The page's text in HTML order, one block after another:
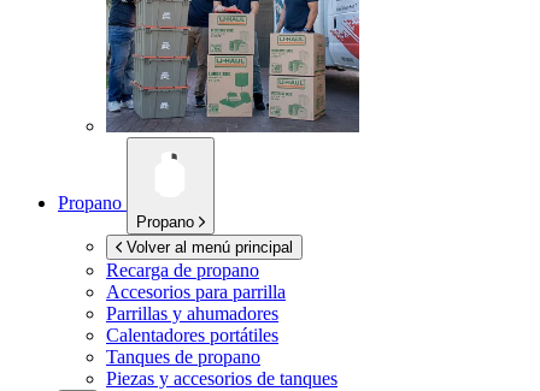
Propano
Propano
Volver al menú principal
Recarga de propano
Accesorios para parrilla
Parrillas y ahumadores
Calentadores portátiles
Tanques de propano
Piezas y accesorios de tanques